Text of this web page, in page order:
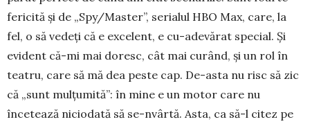
fericită şi de „Spy/Master”, serialul HBO Max, care, la
fel, o să vedeţi că e excelent, e cu-adevărat special. Şi
evident că-mi mai doresc, cât mai curând, şi un rol în
teatru, care să mă dea peste cap. De-asta nu risc să zic
că „sunt mulţu­mită”: în mine e un motor care nu
încetează nicio­dată să se-nvârtă. Asta, ca să-l citez pe